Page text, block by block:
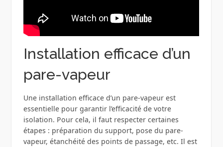
Installation efficace d’un
pare-vapeur
Une installation efficace d’un pare-vapeur est
essentielle pour garantir l’efficacité de votre
isolation. Pour cela, il faut respecter certaines
étapes : préparation du support, pose du pare-
vapeur, étanchéité des points de passage, etc. Il est